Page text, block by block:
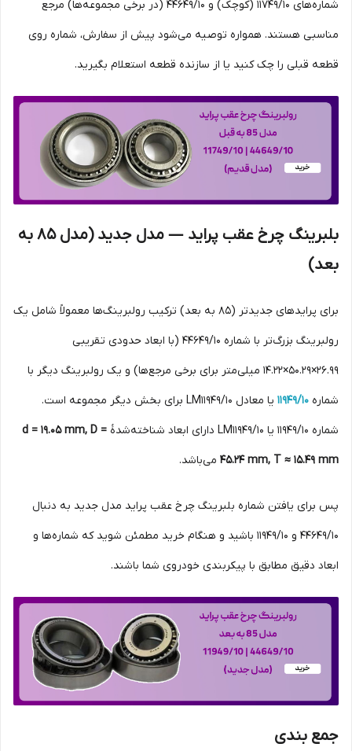
شماره‌های 11749/10 (کوچک) و 44649/10 (در برخی مجموعه‌ها) مرجع
مناسبی هستند. همواره توصیه می‌شود پیش از سفارش، شماره روی
قطعه قبلی را چک کنید یا از سازنده قطعه استعلام بگیرید.
بلبرینگ چرخ عقب پراید — مدل جدید (مدل 85 به
بعد)
برای پرایدهای جدیدتر (85 به بعد) ترکیب رولبرینگ‌ها معمولاً شامل یک
رولبرینگ بزرگ‌تر با شماره 44649/10 (با ابعاد حدودی تقریبی
26.99×50.29×14.22 میلی‌متر برای برخی مرجع‌ها) و یک رولبرینگ دیگر با
شماره 11949/10
یا معادل LM11949/10 برای بخش دیگر مجموعه است.
شماره 11949/10 یا LM11949/10 دارای ابعاد شناخته‌شدهٔ
d = 19.05 mm, D =
45.24 mm, T ≈ 15.49 mm می‌باشد.
پس برای یافتن شماره بلبرینگ چرخ عقب پراید مدل جدید به دنبال
44649/10 و 11949/10 باشید و هنگام خرید مطمئن شوید که شماره‌ها و
ابعاد دقیق مطابق با پیکربندی خودروی شما باشند.
جمع بندی